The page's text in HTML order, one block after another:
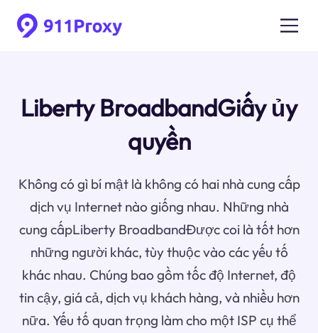
Liberty BroadbandGiấy ủy
quyền
Không có gì bí mật là không có hai nhà cung cấp
dịch vụ Internet nào giống nhau. Những nhà
cung cấpLiberty BroadbandĐược coi là tốt hơn
những người khác, tùy thuộc vào các yếu tố
khác nhau. Chúng bao gồm tốc độ Internet, độ
tin cậy, giá cả, dịch vụ khách hàng, và nhiều hơn
nữa. Yếu tố quan trọng làm cho một ISP cụ thể